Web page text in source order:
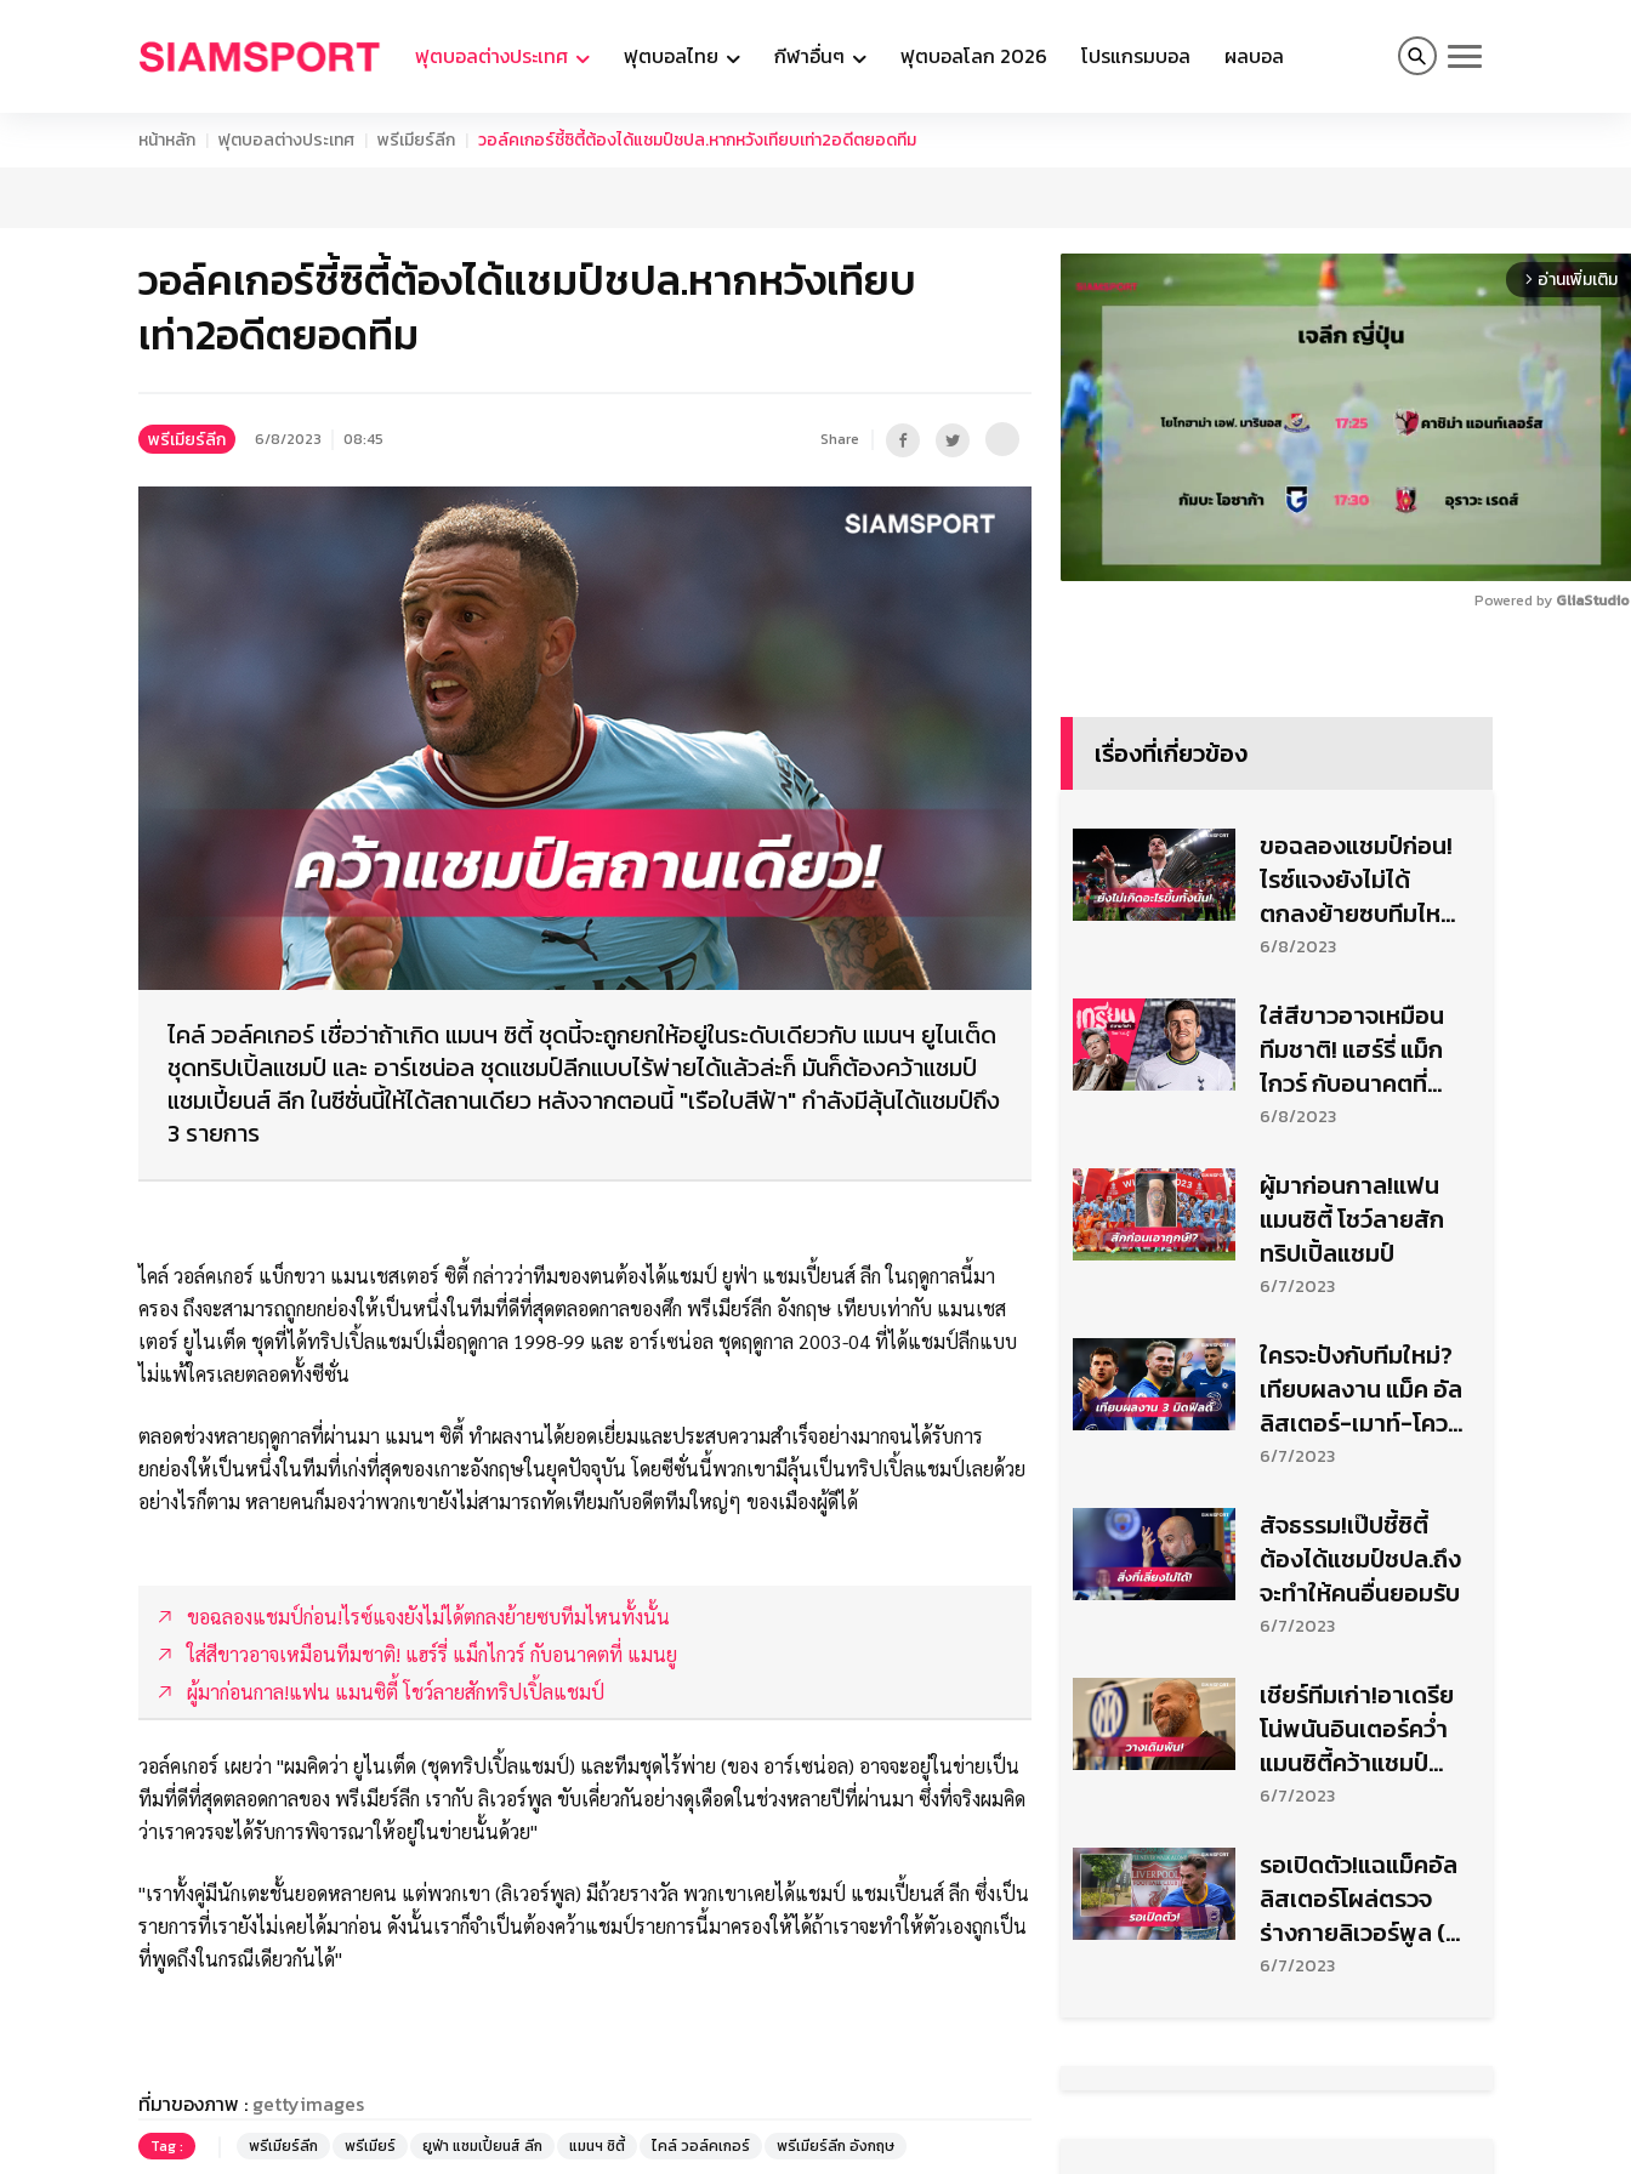
ฟุตบอลต่างประเทศ ฟุตบอลไทย กีฬาอื่นๆ ฟุตบอลโลก 2026 โปรแกรมบอล ผลบอล
หน้าหลัก ฟุตบอลต่างประเทศ พรีเมียร์ลีก วอล์คเกอร์ชี้ซิตี้ต้องได้แชมป์ชปล.หากหวังเทียบเท่า2อดีตยอดทีม
วอล์คเกอร์ชี้ซิตี้ต้องได้แชมป์ชปล.หากหวังเทียบ
เท่า2อดีตยอดทีม
พรีเมียร์ลีก 6/8/2023 08:45 Share
ไคล์ วอล์คเกอร์ เชื่อว่าถ้าเกิด แมนฯ ซิตี้ ชุดนี้จะถูกยกให้อยู่ในระดับเดียวกับ แมนฯ ยูไนเต็ด
ชุดทริปเปิ้ลแชมป์ และ อาร์เซน่อล ชุดแชมป์ลีกแบบไร้พ่ายได้แล้วล่ะก็ มันก็ต้องคว้าแชมป์
แชมเปี้ยนส์ ลีก ในซีซั่นนี้ให้ได้สถานเดียว หลังจากตอนนี้ "เรือใบสีฟ้า" กำลังมีลุ้นได้แชมป์ถึง
3 รายการ
ไคล์ วอล์คเกอร์ แบ็กขวา แมนเชสเตอร์ ซิตี้ กล่าวว่าทีมของตนต้องได้แชมป์ ยูฟ่า แชมเปี้ยนส์ ลีก ในฤดูกาลนี้มา
ครอง ถึงจะสามารถถูกยกย่องให้เป็นหนึ่งในทีมที่ดีที่สุดตลอดกาลของศึก พรีเมียร์ลีก อังกฤษ เทียบเท่ากับ แมนเชส
เตอร์ ยูไนเต็ด ชุดที่ได้ทริปเปิ้ลแชมป์เมื่อฤดูกาล 1998-99 และ อาร์เซน่อล ชุดฤดูกาล 2003-04 ที่ได้แชมป์ลีกแบบ
ไม่แพ้ใครเลยตลอดทั้งซีซั่น
ตลอดช่วงหลายฤดูกาลที่ผ่านมา แมนฯ ซิตี้ ทำผลงานได้ยอดเยี่ยมและประสบความสำเร็จอย่างมากจนได้รับการ
ยกย่องให้เป็นหนึ่งในทีมที่เก่งที่สุดของเกาะอังกฤษในยุคปัจจุบัน โดยซีซั่นนี้พวกเขามีลุ้นเป็นทริปเปิ้ลแชมป์เลยด้วย
อย่างไรก็ตาม หลายคนก็มองว่าพวกเขายังไม่สามารถทัดเทียมกับอดีตทีมใหญ่ๆ ของเมืองผู้ดีได้
ขอฉลองแชมป์ก่อน!ไรซ์แจงยังไม่ได้ตกลงย้ายซบทีมไหนทั้งนั้น
ใส่สีขาวอาจเหมือนทีมชาติ! แฮร์รี่ แม็กไกวร์ กับอนาคตที่ แมนยู
ผู้มาก่อนกาล!แฟน แมนซิตี้ โชว์ลายสักทริปเปิ้ลแชมป์
วอล์คเกอร์ เผยว่า "ผมคิดว่า ยูไนเต็ด (ชุดทริปเปิ้ลแชมป์) และทีมชุดไร้พ่าย (ของ อาร์เซน่อล) อาจจะอยู่ในข่ายเป็น
ทีมที่ดีที่สุดตลอดกาลของ พรีเมียร์ลีก เรากับ ลิเวอร์พูล ขับเคี่ยวกันอย่างดุเดือดในช่วงหลายปีที่ผ่านมา ซึ่งที่จริงผมคิด
ว่าเราควรจะได้รับการพิจารณาให้อยู่ในข่ายนั้นด้วย"
"เราทั้งคู่มีนักเตะชั้นยอดหลายคน แต่พวกเขา (ลิเวอร์พูล) มีถ้วยรางวัล พวกเขาเคยได้แชมป์ แชมเปี้ยนส์ ลีก ซึ่งเป็น
รายการที่เรายังไม่เคยได้มาก่อน ดังนั้นเราก็จำเป็นต้องคว้าแชมป์รายการนี้มาครองให้ได้ถ้าเราจะทำให้ตัวเองถูกเป็น
ที่พูดถึงในกรณีเดียวกันได้"
ที่มาของภาพ : gettyimages
Tag : พรีเมียร์ลีก พรีเมียร์ ยูฟ่า แชมเปี้ยนส์ ลีก แมนฯ ซิตี้ ไคล์ วอล์คเกอร์ พรีเมียร์ลีก อังกฤษ
arrow_forward_ios อ่านเพิ่มเติม
Powered by
เรื่องที่เกี่ยวข้อง
ขอฉลองแชมป์ก่อน!
ไรซ์แจงยังไม่ได้
ตกลงย้ายซบทีมไหน
ทั้งนั้น
6/8/2023
ใส่สีขาวอาจเหมือน
ทีมชาติ! แฮร์รี่ แม็ก
ไกวร์ กับอนาคตที่
แมนยู
6/8/2023
ผู้มาก่อนกาล!แฟน
แมนซิตี้ โชว์ลายสัก
ทริปเปิ้ลแชมป์
6/7/2023
ใครจะปังกับทีมใหม่?
เทียบผลงาน แม็ค อัล
ลิสเตอร์-เมาท์-โควา
ซิช
6/7/2023
สัจธรรม!เป๊ปชี้ซิตี้
ต้องได้แชมป์ชปล.ถึง
จะทำให้คนอื่นยอมรับ
6/7/2023
เชียร์ทีมเก่า!อาเดรีย
โน่พนันอินเตอร์คว่ำ
แมนซิตี้คว้าแชมป์
ชปล.
6/7/2023
รอเปิดตัว!แฉแม็คอัล
ลิสเตอร์โผล่ตรวจ
ร่างกายลิเวอร์พูล (มี
คลิป)
6/7/2023